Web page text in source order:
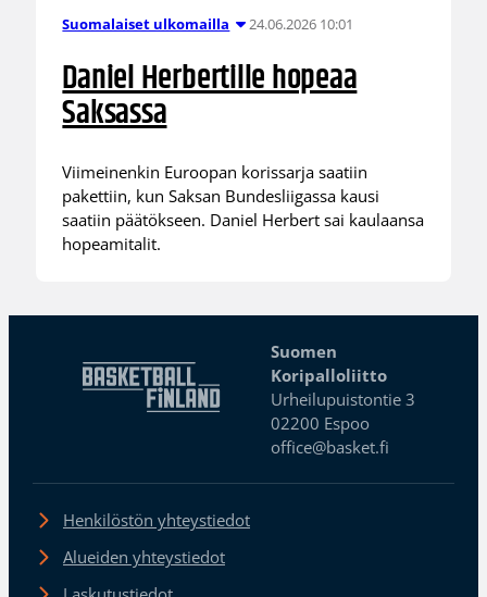
Suomalaiset ulkomailla 24.06.2026 10:01
Daniel Herbertille hopeaa
Saksassa
Viimeinenkin Euroopan korissarja saatiin
pakettiin, kun Saksan Bundesliigassa kausi
saatiin päätökseen. Daniel Herbert sai kaulaansa
hopeamitalit.
Suomen
Koripalloliitto
Urheilupuistontie 3
02200 Espoo
office@basket.fi
Henkilöstön yhteystiedot
Alueiden yhteystiedot